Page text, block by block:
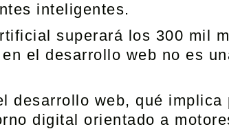
inteligentes.
superará los 300 mil
el desarrollo web no es
desarrollo web, qué implica
digital orientado a